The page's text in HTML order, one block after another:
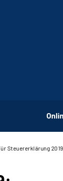
Steuererklärung